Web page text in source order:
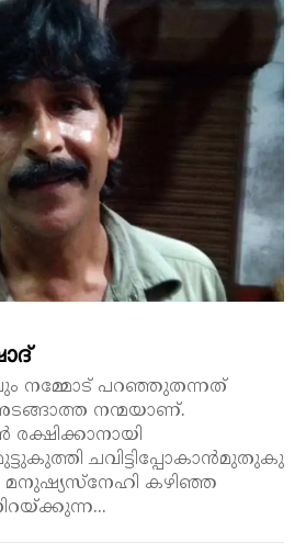
നമ്മോട് പറഞ്ഞുതന്നത്
നന്മയാണ്.
രക്ഷിക്കാനായി
ചവിട്ടിപ്പോകാൻമുതുകു
കഴിഞ്ഞ